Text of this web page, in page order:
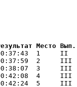
Место Вып.
1     II
2     III
3     III
4     III
5     III